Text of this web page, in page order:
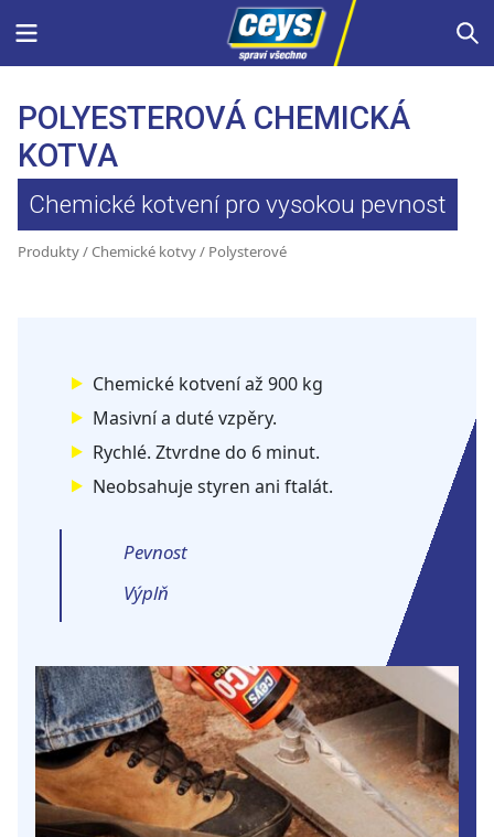
Menu
POLYESTEROVÁ CHEMICKÁ
KOTVA
Chemické kotvení pro vysokou pevnost
Produkty/Chemické kotvy/ Polysterové
Chemické kotvení až 900 kg
Masivní a duté vzpěry.
Rychlé. Ztvrdne do 6 minut.
Neobsahuje styren ani ftalát.
Pevnost
Výplň